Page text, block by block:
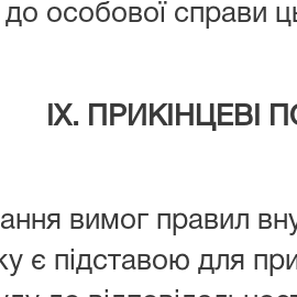
особової справи
ІХ. ПРИКІНЦЕВІ
вимог правил
є підставою для